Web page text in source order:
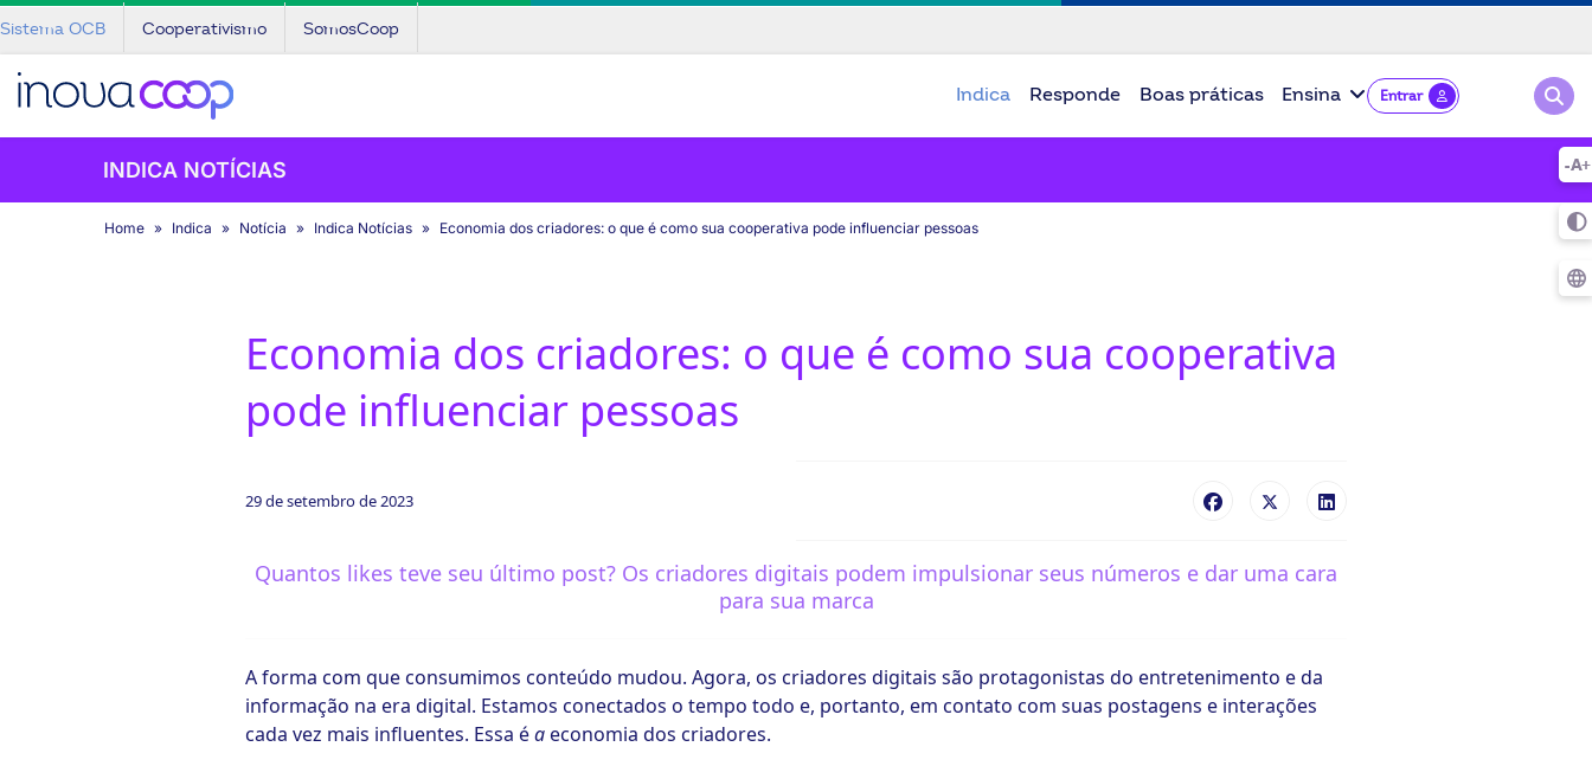
Sistema OCB Cooperativismo SomosCoop
Indica Responde Boas práticas Ensina Entrar
INDICA NOTÍCIAS
Home Indica Notícia Indica Notícias Economia dos criadores: o que é como sua cooperativa pode influenciar pessoas
Economia dos criadores: o que é como sua cooperativa
pode influenciar pessoas
29 de setembro de 2023
Quantos likes teve seu último post? Os criadores digitais podem impulsionar seus números e dar uma cara
para sua marca
A forma com que consumimos conteúdo mudou. Agora, os criadores digitais são protagonistas do entretenimento e da
informação na era digital. Estamos conectados o tempo todo e, portanto, em contato com suas postagens e interações
cada vez mais influentes. Essa éaeconomia dos criadores.